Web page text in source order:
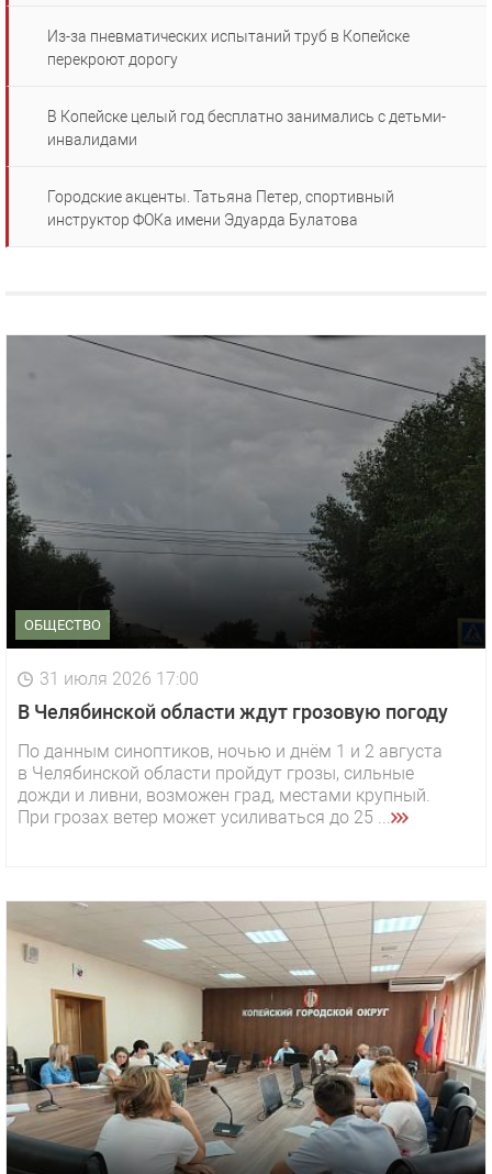
Из-за пневматических испытаний труб в Копейске
перекроют дорогу
В Копейске целый год бесплатно занимались с детьми-
инвалидами
Городские акценты. Татьяна Петер, спортивный
инструктор ФОКа имени Эдуарда Булатова
ОБЩЕСТВО
31 июля 2026 17:00
В Челябинской области ждут грозовую погоду
По данным синоптиков, ночью и днём 1 и 2 августа
в Челябинской области пройдут грозы, сильные
дожди и ливни, возможен град, местами крупный.
При грозах ветер может усиливаться до 25 ...